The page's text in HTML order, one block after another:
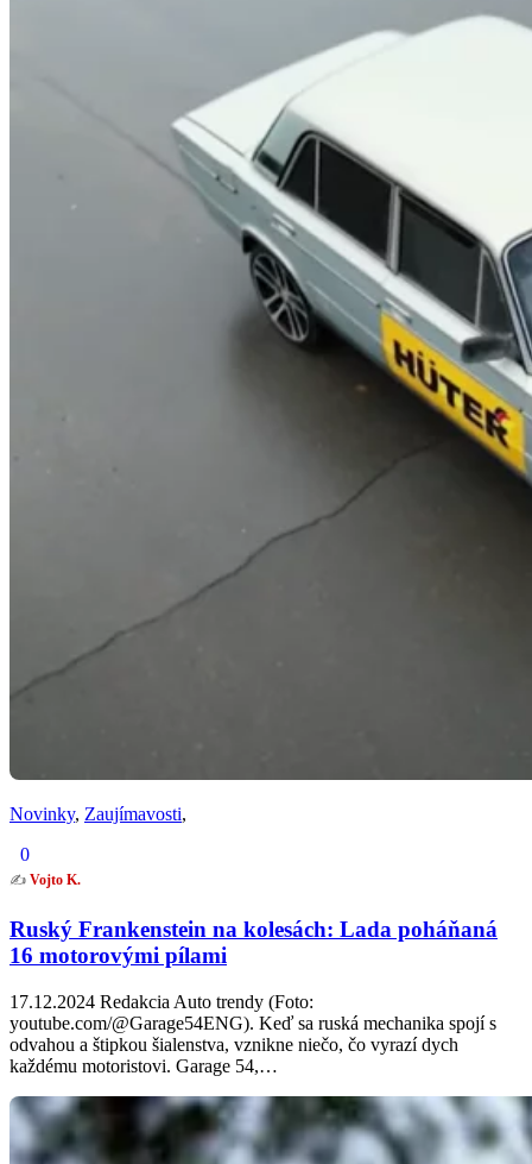
Novinky, Zaujímavosti,
0
✍️ Vojto K.
Ruský Frankenstein na kolesách: Lada poháňaná
16 motorovými pílami
17.12.2024 Redakcia Auto trendy (Foto:
youtube.com/@Garage54ENG). Keď sa ruská mechanika spojí s
odvahou a štipkou šialenstva, vznikne niečo, čo vyrazí dych
každému motoristovi. Garage 54,…